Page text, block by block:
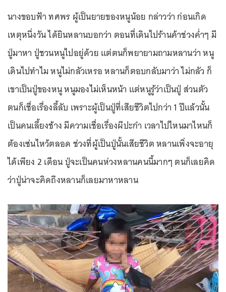
นางขอบฟ้า ทศพร ผู้เป็นยายของหนูน้อย กล่าวว่า ก่อนเกิด
เหตุหนึ่งวัน ได้ยินหลานบอกว่า ตอนที่เดินไปร้านค้าช่วงค่ำๆ มี
ปู่มาหา ปู่ชวนหนูไปอยู่ด้วย แต่ตนก็พยายามถามหลานว่า หนู
เดินไปทำไม หนูไม่กลัวเหรอ หลานก็ตอบกลับมาว่า ไม่กลัว ก็
เขาเป็นปู่ของหนู หนูมองไม่เห็นหน้า แต่หนูรู้ว่าเป็นปู่ ส่วนตัว
ตนก็เชื่อเรื่องลี้ลับ เพราะผู้เป็นปู่ที่เสียชีวิตไปกว่า 1 ปีแล้วนั้น
เป็นคนเลี้ยงช้าง มีความเชื่อเรื่องผีปะกำ เวลาไปไหนมาไหนก็
ต้องเซ่นไหว้ตลอด ช่วงที่ผู้เป็นปู่นั้นเสียชีวิต หลานเพิ่งจะอายุ
ได้เพียง 2 เดือน ปู่จะเป็นคนห่วงหลานคนนี้มากๆ ตนก็เลยคิด
ว่าปู่น่าจะคิดถึงหลานก็เลยมาหาหลาน